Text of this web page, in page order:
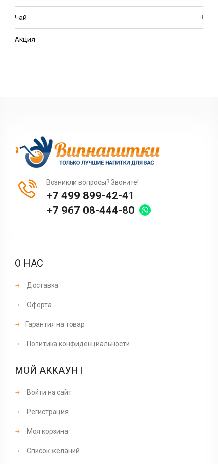
Чай
Акция
Возникли вопросы? Звоните!
+7 499 899-42-41
+7 967 08-444-80
..
О НАС
Доставка
Оферта
Гарантия на товар
Политика конфиденциальности
МОЙ АККАУНТ
Войти на сайт
Регистрация
Моя корзина
Список желаний